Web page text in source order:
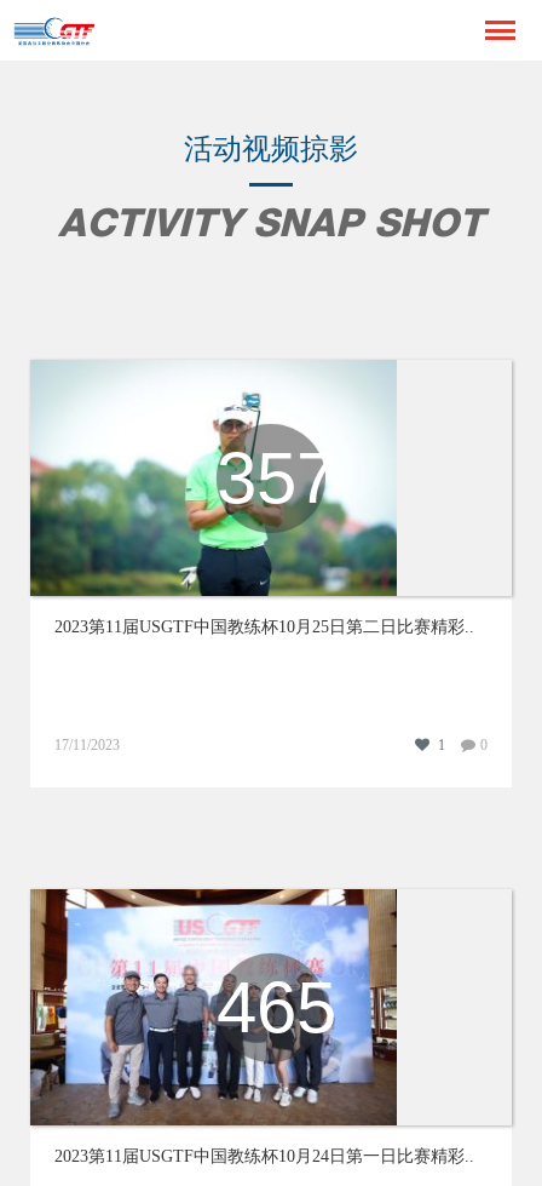
活动视频掠影
ACTIVITY SNAP SHOT
357
2023第11届USGTF中国教练杯10月25日第二日比赛精彩..
17/11/2023 1 0
465
2023第11届USGTF中国教练杯10月24日第一日比赛精彩..